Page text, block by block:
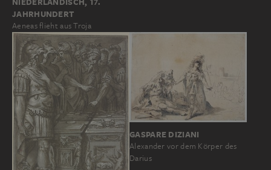
JAHRHUNDERT
Aeneas flieht aus Troja
GASPARE DIZIANI
Alexander vor dem Körper des
Darius